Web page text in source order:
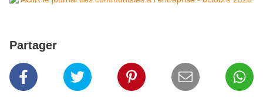
Partager